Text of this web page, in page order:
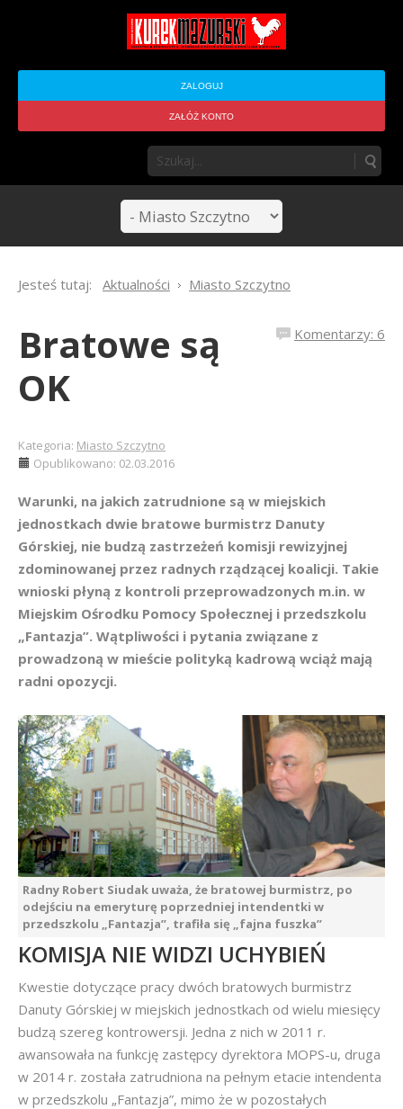
ZALOGUJ
ZAŁÓŻ KONTO
Jesteś tutaj: Aktualności Miasto Szczytno
Komentarzy: 6
Bratowe są
OK
Kategoria: Miasto Szczytno
Opublikowano: 02.03.2016
Warunki, na jakich zatrudnione są w miejskich
jednostkach dwie bratowe burmistrz Danuty
Górskiej, nie budzą zastrzeżeń komisji rewizyjnej
zdominowanej przez radnych rządzącej koalicji. Takie
wnioski płyną z kontroli przeprowadzonych m.in. w
Miejskim Ośrodku Pomocy Społecznej i przedszkolu
„Fantazja”. Wątpliwości i pytania związane z
prowadzoną w mieście polityką kadrową wciąż mają
radni opozycji.
Radny Robert Siudak uważa, że bratowej burmistrz, po
odejściu na emeryturę poprzedniej intendentki w
przedszkolu „Fantazja”, trafiła się „fajna fuszka”
KOMISJA NIE WIDZI UCHYBIEŃ
Kwestie dotyczące pracy dwóch bratowych burmistrz
Danuty Górskiej w miejskich jednostkach od wielu miesięcy
budzą szereg kontrowersji. Jedna z nich w 2011 r.
awansowała na funkcję zastępcy dyrektora MOPS-u, druga
w 2014 r. została zatrudniona na pełnym etacie intendenta
w przedszkolu „Fantazja”, mimo że w pozostałych